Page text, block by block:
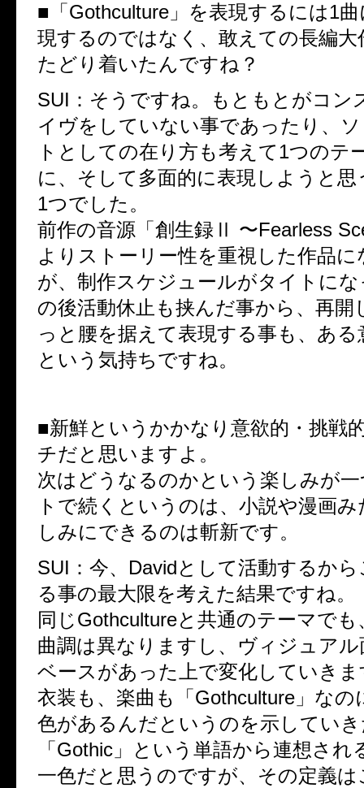
■「Gothculture」を表現するには1
現するのではなく、敢えての長編大
たどり着いたんですね？
SUI：そうですね。もともとがコン
イヴをしていない事であったり、
トとしての在り方も考えて1つのテ
に、そして多面的に表現しようと
1つでした。
前作の音源「創生録Ⅱ 〜Fearless
よりストーリー性を重視した作品
が、制作スケジュールがタイトに
の後活動休止も挟んだ事から、再開
っと腰を据えて表現する事も、ある
という気持ちですね。
■新鮮というかかなり意欲的・挑戦
チだと思いますよ。
次はどうなるのかという楽しみが
トで続くというのは、小説や漫画
しみにできるのは斬新です。
SUI：今、Davidとして活動するか
る事の最大限を考えた結果ですね。
同じGothcultureと共通のテーマで
曲調は異なりますし、ヴィジュア
ベースがあった上で変化していきま
衣装も、楽曲も「Gothculture」な
色があるんだというのを示してい
「Gothic」という単語から連想され
一色だと思うのですが、その定義